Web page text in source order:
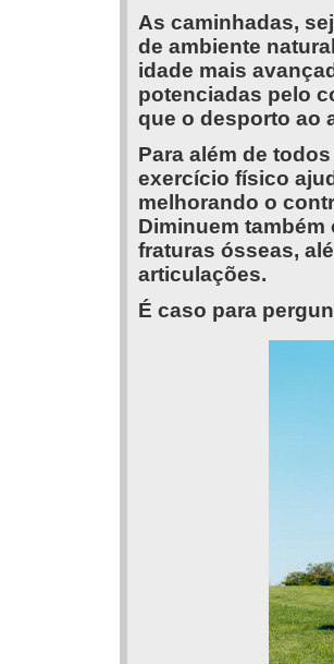
As caminhadas,
de ambiente
idade mais
potenciadas pelo
que o desporto ao
Para além de
exercício físico
melhorando o
Diminuem
fraturas ósseas,
articulações.
É caso para